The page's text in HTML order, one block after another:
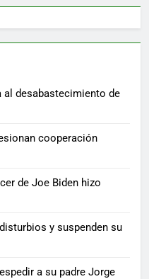
al desabastecimiento de
cooperación
de Joe Biden hizo
y suspenden su
a su padre Jorge